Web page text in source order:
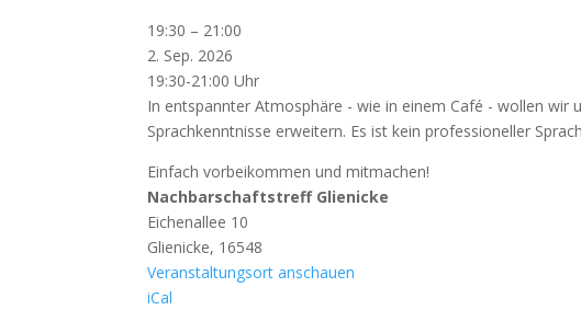
Sprachcafé
Französisch
19:30 – 21:00
2. Sep. 2026
19:30-21:00 Uhr
In entspannter Atmosphäre - wie in einem Café - wollen
Sprachkenntnisse erweitern. Es ist kein professioneller
Einfach vorbeikommen und mitmachen!
Nachbarschaftstreff Glienicke
Eichenallee 10
Glienicke, 16548
Veranstaltungsort anschauen
iCal